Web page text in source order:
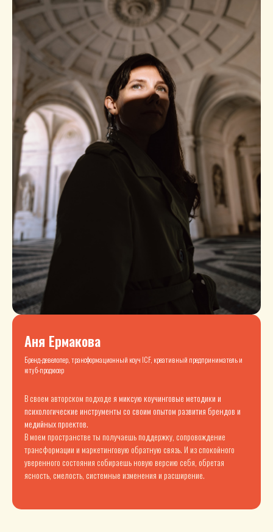
Аня Ермакова
Бренд-девелопер, трансформационный коуч ICF, креативный предприниматель и
ютуб-продюсер
В своем авторском подходе я миксую коучинговые методики и
психологические инструменты со своим опытом развития брендов и
медийных проектов.
В моем пространстве ты получаешь поддержку, сопровождение
трансформации и маркетинговую обратную связь. И из спокойного
уверенного состояния собираешь новую версию себя, обретая
ясность, смелость, системные изменения и расширение.